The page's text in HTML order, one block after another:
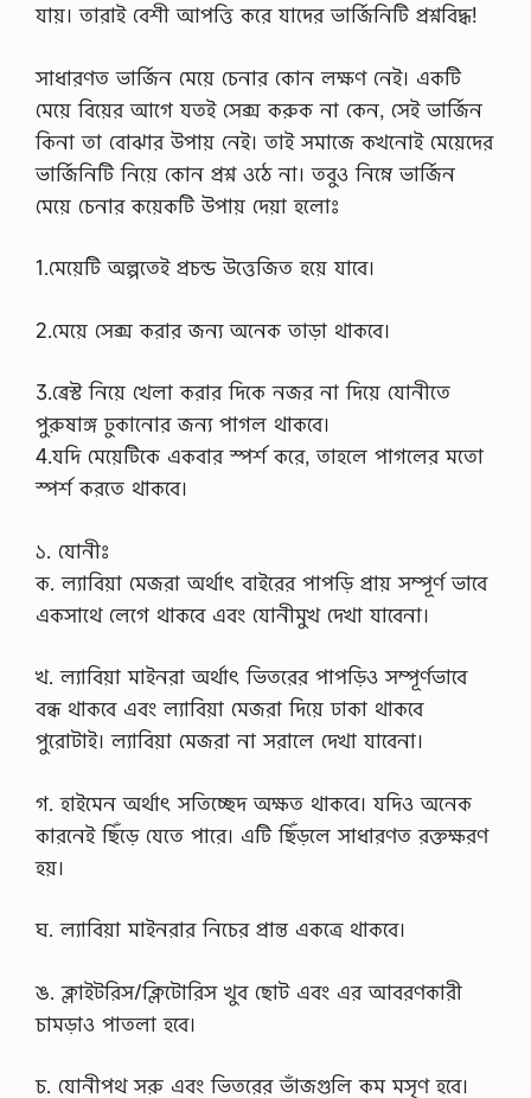
যায়। তারাই বেশী আপত্তি করে যাদের ভার্জিনিটি প্রশ্নবিদ্ধ!
সাধারণত ভার্জিন মেয়ে চেনার কোন লক্ষণ নেই। একটি
মেয়ে বিয়ের আগে যতই সেক্স করুক না কেন, সেই ভার্জিন
কিনা তা বোঝার উপায় নেই। তাই সমাজে কখনোই মেয়েদের
ভার্জিনিটি নিয়ে কোন প্রশ্ন ওঠে না। তবুও নিম্নে ভার্জিন
মেয়ে চেনার কয়েকটি উপায় দেয়া হলোঃ
1.মেয়েটি অল্পতেই প্রচন্ড উত্তেজিত হয়ে যাবে।
2.মেয়ে সেক্স করার জন্য অনেক তাড়া থাকবে।
3.ব্রেস্ট নিয়ে খেলা করার দিকে নজর না দিয়ে যোনীতে
পুরুষাঙ্গ ঢুকানোর জন্য পাগল থাকবে।
4.যদি মেয়েটিকে একবার স্পর্শ করে, তাহলে পাগলের মতো
স্পর্শ করতে থাকবে।
১. যোনীঃ
ক. ল্যাবিয়া মেজরা অর্থাৎ বাইরের পাপড়ি প্রায় সম্পূর্ণ ভাবে
একসাথে লেগে থাকবে এবং যোনীমুখ দেখা যাবেনা।
খ. ল্যাবিয়া মাইনরা অর্থাৎ ভিতরের পাপড়িও সম্পূর্ণভাবে
বন্ধ থাকবে এবং ল্যাবিয়া মেজরা দিয়ে ঢাকা থাকবে
পুরোটাই। ল্যাবিয়া মেজরা না সরালে দেখা যাবেনা।
গ. হাইমেন অর্থাৎ সতিচ্ছেদ অক্ষত থাকবে। যদিও অনেক
কারনেই ছিঁড়ে যেতে পারে। এটি ছিঁড়লে সাধারণত রক্তক্ষরণ
হয়।
ঘ. ল্যাবিয়া মাইনরার নিচের প্রান্ত একত্রে থাকবে।
ঙ. ক্লাইটরিস/ক্লিটোরিস খুব ছোট এবং এর আবরণকারী
চামড়াও পাতলা হবে।
চ. যোনীপথ সরু এবং ভিতরের ভাঁজগুলি কম মসৃণ হবে।